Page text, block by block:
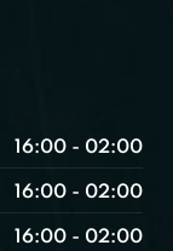
16:00 - 02:00
16:00 - 02:00
16:00 - 02:00